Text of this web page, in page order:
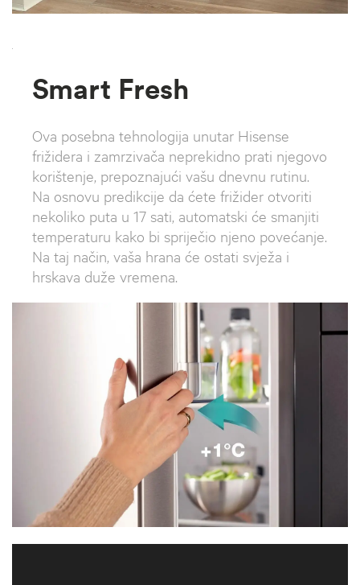
`
Smart Fresh
Ova posebna tehnologija unutar Hisense
frižidera i zamrzivača neprekidno prati njegovo
korištenje, prepoznajući vašu dnevnu rutinu.
Na osnovu predikcije da ćete frižider otvoriti
nekoliko puta u 17 sati, automatski će smanjiti
temperaturu kako bi spriječio njeno povećanje.
Na taj način, vaša hrana će ostati svježa i
hrskava duže vremena.